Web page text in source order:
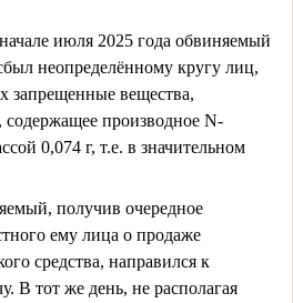
июля 2025 года обвиняемый
неопределённому кругу лиц,
запрещенные вещества,
содержащее производное N-
0,074 г, т.е. в значительном
получив очередное
ему лица о продаже
средства, направился к
В тот же день, не располагая